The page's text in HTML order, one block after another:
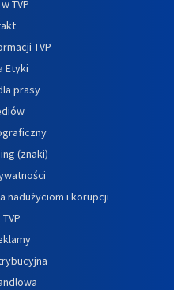
TVP
TVP
Etyki
prasy
(znaki)
nadużyciom i korupcji